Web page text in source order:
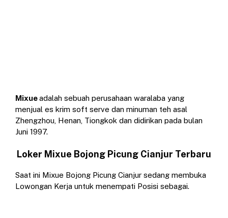
Mixueadalah sebuah perusahaan waralaba yang
menjual es krim soft serve dan minuman teh asal
Zhengzhou, Henan, Tiongkok dan didirikan pada bulan
Juni 1997.
Loker Mixue Bojong Picung Cianjur Terbaru
Saat ini Mixue Bojong Picung Cianjur sedang membuka
Lowongan Kerja untuk menempati Posisi sebagai.